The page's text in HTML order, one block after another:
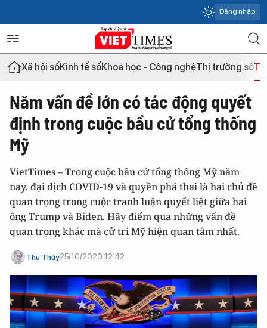
Đăng nhập
Xã hội sốKinh tế sốKhoa học - Công nghệThị trường số
Năm vấn đề lớn có tác động quyết
định trong cuộc bầu cử tổng thống
Mỹ
VietTimes – Trong cuộc bầu cử tổng thống Mỹ năm
nay, đại dịch COVID-19 và quyền phá thai là hai chủ đề
quan trọng trong cuộc tranh luận quyết liệt giữa hai
ông Trump và Biden. Hãy điểm qua những vấn đề
quan trọng khác mà cử tri Mỹ hiện quan tâm nhất.
Thu Thủy25/10/2020 12:42